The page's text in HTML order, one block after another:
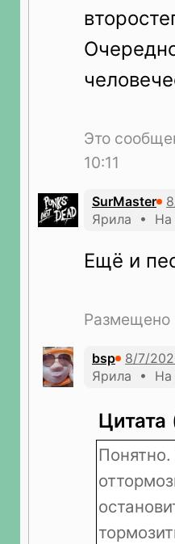
Это
10:11
SurMaster
Ярила • На
Ещё и
Размещено
bsp
Ярила • На
Цитата